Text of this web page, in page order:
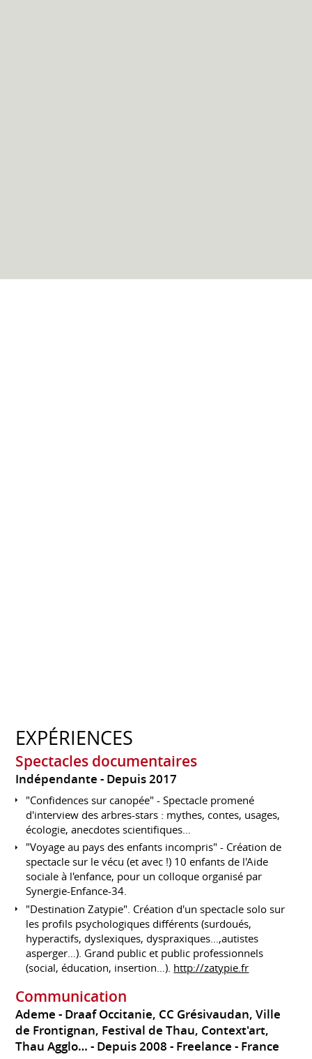
EXPÉRIENCES
Spectacles documentaires
Indépendante Depuis 2017
"Confidences sur canopée" - Spectacle promené
d'interview des arbres-stars : mythes, contes, usages,
écologie, anecdotes scientifiques…
"Voyage au pays des enfants incompris" - Création de
spectacle sur le vécu (et avec !) 10 enfants de l'Aide
sociale à l'enfance, pour un colloque organisé par
Synergie-Enfance-34.
"Destination Zatypie". Création d'un spectacle solo sur
les profils psychologiques différents (surdoués,
hyperactifs, dyslexiques, dyspraxiques…,autistes
asperger…). Grand public et public professionnels
(social, éducation, insertion…). http://zatypie.fr
Communication
Ademe - Draaf Occitanie, CC Grésivaudan, Ville
de Frontignan, Festival de Thau, Context'art,
Thau Agglo…
Depuis 2008 Freelance France